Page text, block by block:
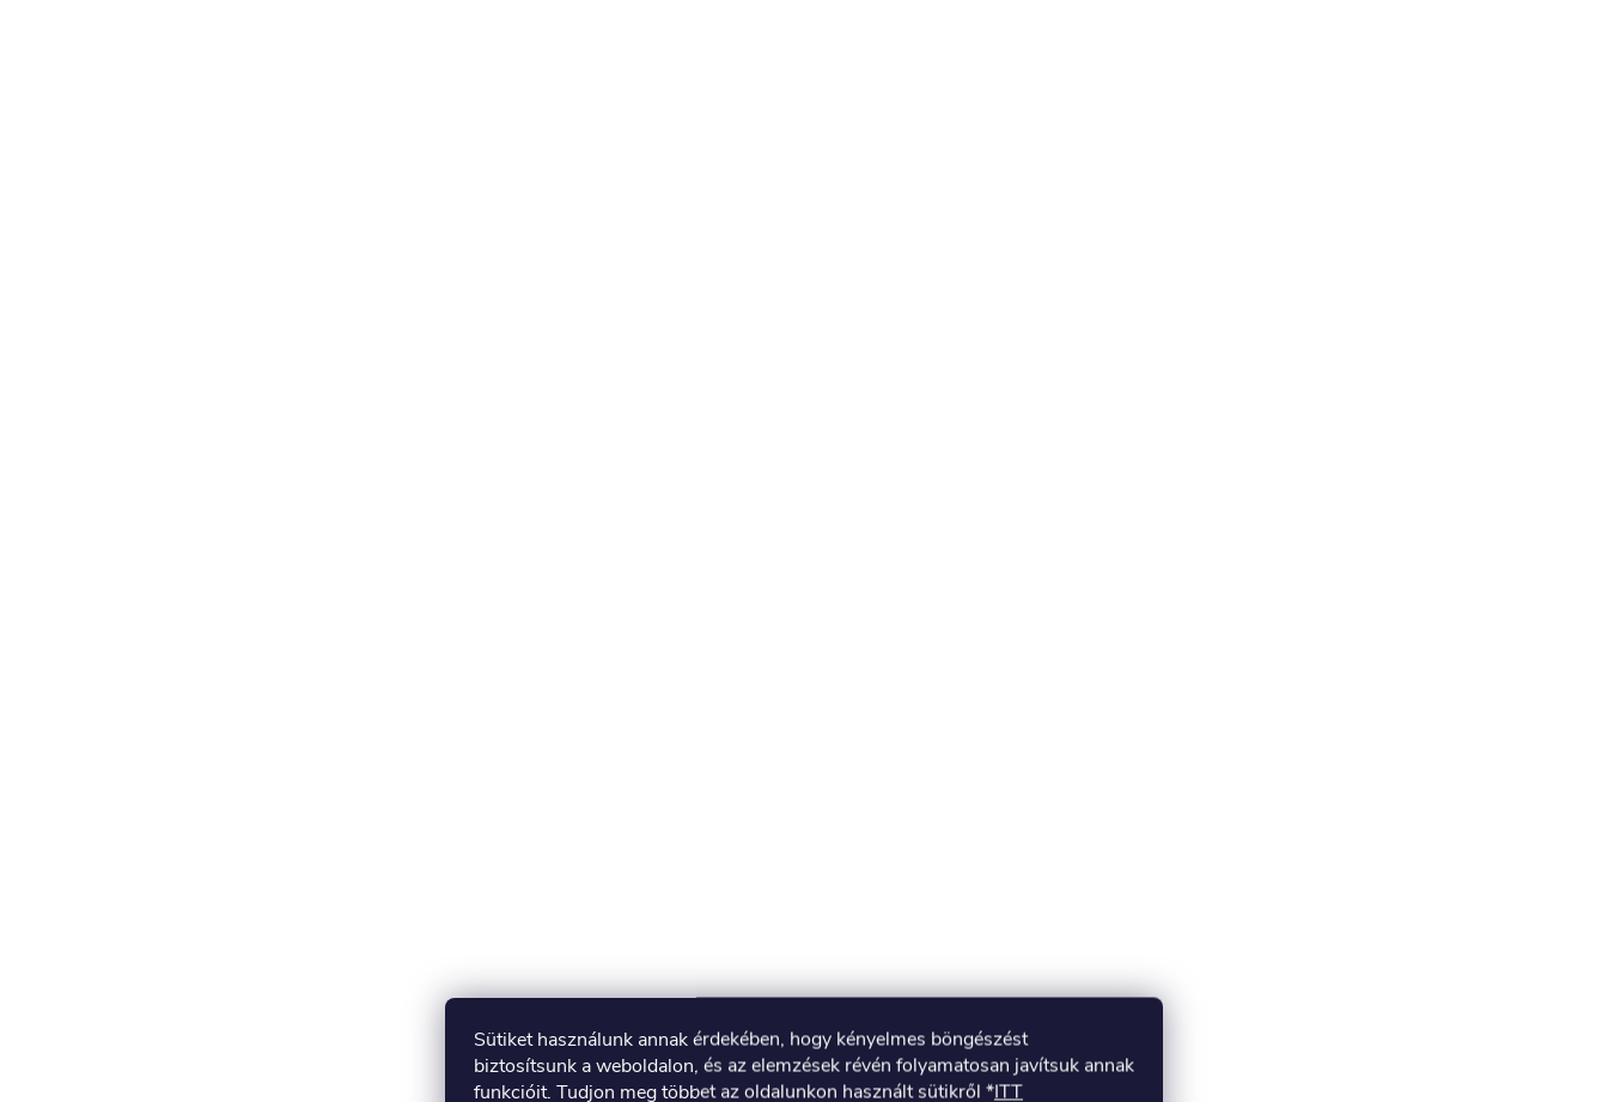
Sütiket használunk annak érdekében, hogy kényelmes böngészést
biztosítsunk a weboldalon, és az elemzések révén folyamatosan javítsuk annak
funkcióit. Tudjon meg többet az oldalunkon használt sütikről *ITT